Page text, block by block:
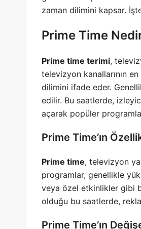
zaman dilimini kapsar.
Prime Time
Prime time terimi,
televizyon kanallarının
dilimini ifade eder.
edilir. Bu saatlerde,
açarak popüler
Prime Time’ın
Prime time, televizyon
programlar, genellikle
veya özel etkinlikler gibi
olduğu bu saatlerde,
Prime Time’ın